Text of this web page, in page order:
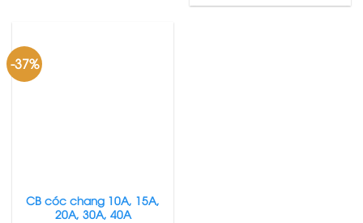
-37%
CB cóc chang 10A, 15A,
20A, 30A, 40A